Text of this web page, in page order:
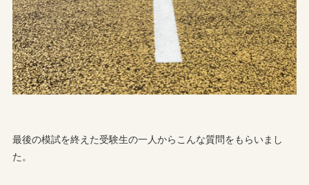
最後の模試を終えた受験生の一人からこんな質問をもらいまし
た。